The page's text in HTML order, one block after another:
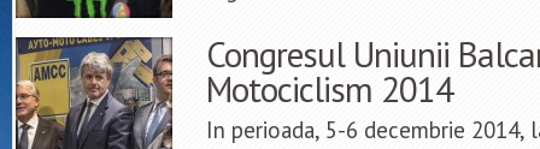
Congresul Uniunii
Motociclism 2014
In perioada, 5-6 decembrie 2014,